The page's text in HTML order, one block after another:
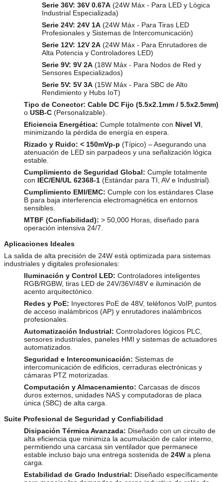
Serie 36V: 36V 0.67A (24W Máx - Para LED y Lógica
Industrial Especializada)
Serie 24V: 24V 1A (24W Máx - Para Tiras LED
Profesionales y Sistemas de Intercomunicación)
Serie 12V: 12V 2A (24W Máx - Para Enrutadores de
Alta Potencia y Controladores LED)
Serie 9V: 9V 2A (18W Máx - Para Nodos de Red y
Sensores Especializados)
Serie 5V: 5V 3A (15W Máx - Para SBC de Alto
Rendimiento y Hubs IoT)
Tipo de Conector: Cable DC Fijo (5.5x2.1mm / 5.5x2.5mm)
o USB-C (Personalizable).
Eficiencia Energética: Cumple totalmente con Nivel VI
minimizando la pérdida de energía en espera.
Rizado y Ruido: < 150mVp-p (Típico) – Asegurando una
atenuación de LED sin parpadeos y una señalización lógica
estable.
Cumplimiento de Seguridad Global: Cumple totalmente
con IEC/EN/UL 62368-1 (Estándar para TI, AV e Industrial).
Cumplimiento EMI/EMC: Cumple con los estándares Clase
B para baja interferencia electromagnética en entornos
sensibles.
MTBF (Confiabilidad): > 50,000 Horas, diseñado para
operación intensiva 24/7.
Aplicaciones Ideales
La salida de alta precisión de 24W está optimizada para sistemas
industriales y digitales profesionales:
Iluminación y Control LED: Controladores inteligentes
RGB/RGBW, tiras LED de 24V/36V/48V e iluminación de
acento arquitectónico.
Redes y PoE: Inyectores PoE de 48V, teléfonos VoIP, puntos
de acceso inalámbricos (AP) y enrutadores inalámbricos
profesionales.
Automatización Industrial: Controladores lógicos PLC,
sensores industriales, paneles HMI y sistemas de actuadores
automatizados.
Seguridad e Intercomunicación: Sistemas de
intercomunicación de edificios, cerraduras electrónicas y
cámaras PTZ motorizadas.
Computación y Almacenamiento: Carcasas de discos
duros externos, unidades NAS y computadoras de placa
única (SBC) de alta carga.
Suite Profesional de Seguridad y Confiabilidad
Disipación Térmica Avanzada: Diseñado con un circuito de
alta eficiencia que minimiza la acumulación de calor interno,
permitiendo una carcasa sin ventilador que permanece
estable incluso bajo una entrega sostenida de 24W a plena
carga.
Estabilidad de Grado Industrial: Diseñado específicamente